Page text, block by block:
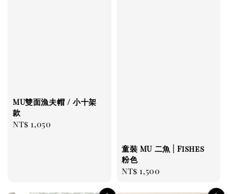
MU雙面漁夫帽 / 小十架
款
Regular
NT$ 1,050
童裝 MU 二魚 | Fishes
粉色
Regular
NT$ 1,500